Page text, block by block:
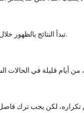
تبدأ النتائج بالظهور خلال أيام قليلة وتتحسن تدريجيًا مع تجدد خلايا البشرة.